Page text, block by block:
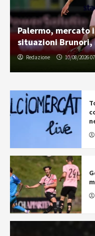
Palermo, mercato
situazioni
Redazione 10/08/2026